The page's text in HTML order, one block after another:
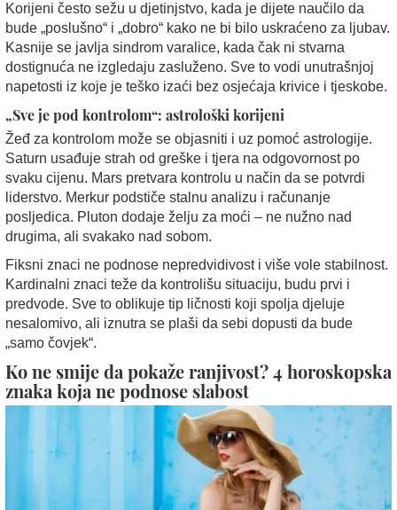
Korijeni često sežu u djetinjstvo, kada je dijete naučilo da
bude „poslušno“ i „dobro“ kako ne bi bilo uskraćeno za ljubav.
Kasnije se javlja sindrom varalice, kada čak ni stvarna
dostignuća ne izgledaju zasluženo. Sve to vodi unutrašnjoj
napetosti iz koje je teško izaći bez osjećaja krivice i tjeskobe.
„Sve je pod kontrolom“: astrološki korijeni
Žeđ za kontrolom može se objasniti i uz pomoć astrologije.
Saturn usađuje strah od greške i tjera na odgovornost po
svaku cijenu. Mars pretvara kontrolu u način da se potvrdi
liderstvo. Merkur podstiče stalnu analizu i računanje
posljedica. Pluton dodaje želju za moći – ne nužno nad
drugima, ali svakako nad sobom.
Fiksni znaci ne podnose nepredvidivost i više vole stabilnost.
Kardinalni znaci teže da kontrolišu situaciju, budu prvi i
predvode. Sve to oblikuje tip ličnosti koji spolja djeluje
nesalomivo, ali iznutra se plaši da sebi dopusti da bude
„samo čovjek“.
Ko ne smije da pokaže ranjivost? 4 horoskopska
znaka koja ne podnose slabost